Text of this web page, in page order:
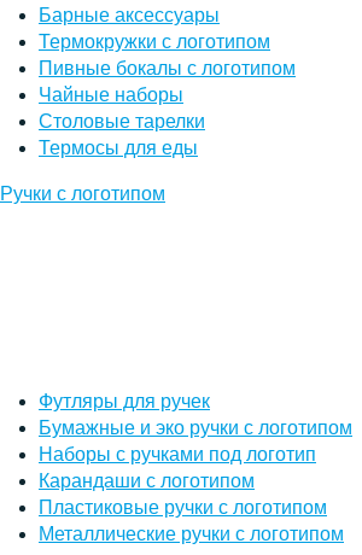
Барные аксессуары
Термокружки с логотипом
Пивные бокалы с логотипом
Чайные наборы
Столовые тарелки
Термосы для еды
Ручки с логотипом
Футляры для ручек
Бумажные и эко ручки с логотипом
Наборы с ручками под логотип
Карандаши с логотипом
Пластиковые ручки с логотипом
Металлические ручки с логотипом